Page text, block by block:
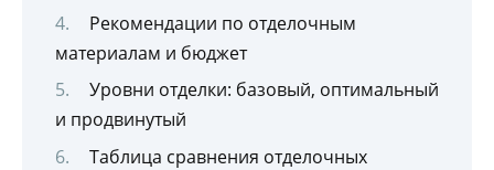
Рекомендации по отделочным
материалам и бюджет
Уровни отделки: базовый, оптимальный
и продвинутый
Таблица сравнения отделочных